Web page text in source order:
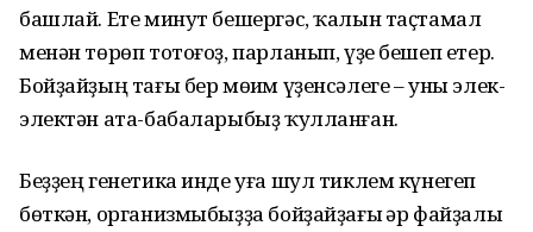
башлай. Ете минут бешергәс, ҡалын таҫтамал
менән төрөп тотоғоҙ, парланып, үҙе бешеп етер.
Бойҙайҙың тағы бер мөһим үҙенсәлеге – уны элек-
электән ата-бабаларыбыҙ ҡулланған.
Беҙҙең генетика инде уға шул тиклем күнегеп
бөткән, организмыбыҙҙа бойҙайҙағы һәр файҙалы